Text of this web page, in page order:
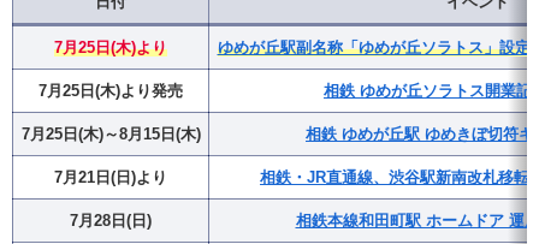
7月25日(木)より ゆめが丘駅副名称「ゆめが丘ソラトス」設定
7月25日(木)より発売 相鉄 ゆめが丘ソラトス開業記
7月25日(木)～8月15日(木) 相鉄 ゆめが丘駅 ゆめきぼ切符
7月21日(日)より 相鉄・JR直通線、渋谷駅新南改札移転
7月28日(日) 相鉄本線和田町駅 ホームドア 運